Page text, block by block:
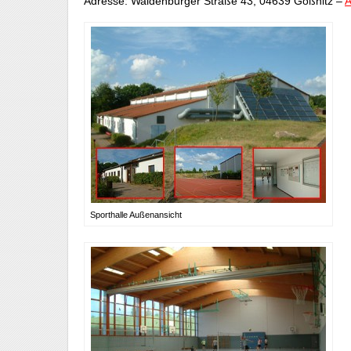
Sporthalle Außenansicht